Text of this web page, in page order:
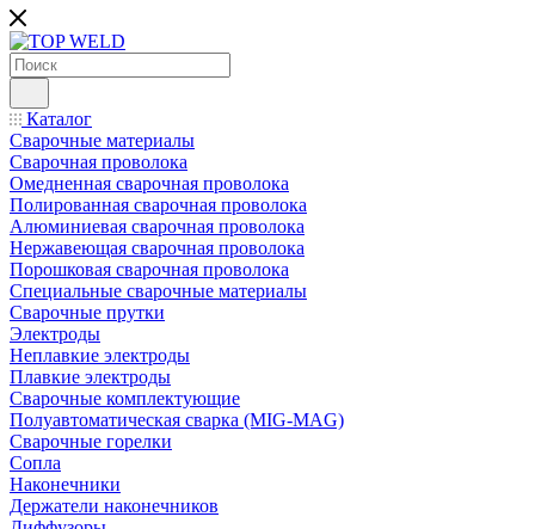
Каталог
Сварочные материалы
Сварочная проволока
Омедненная сварочная проволока
Полированная сварочная проволока
Алюминиевая сварочная проволока
Нержавеющая сварочная проволока
Порошковая сварочная проволока
Специальные сварочные материалы
Сварочные прутки
Электроды
Неплавкие электроды
Плавкие электроды
Сварочные комплектующие
Полуавтоматическая сварка (MIG-MAG)
Сварочные горелки
Сопла
Наконечники
Держатели наконечников